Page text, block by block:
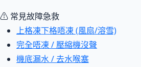
⚠ 常見故障急救
上格凍下格唔凍 (風扇/溶雪)
完全唔凍 / 壓縮機沒聲
機底漏水 / 去水喉塞